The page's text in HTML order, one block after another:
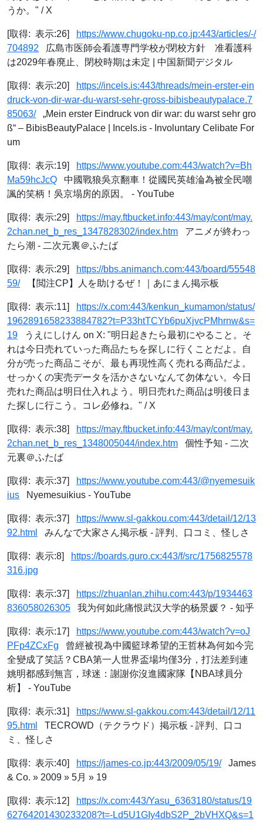
うか。" / X
[取得: 表示:26]
https://www.chugoku-np.co.jp:443/articles/-/
704892 広島市医師会看護専門学校が閉校方針 准看護科
は2029年春廃止、閉校時期は未定 | 中国新聞デジタル
[取得: 表示:20]
https://incels.is:443/threads/mein-erster-ein
druck-von-dir-war-du-warst-sehr-gross-bibisbeautypalace.7
85063/„Mein erster Eindruck von dir war: du warst sehr gro
ß“ – BibisBeautyPalace | Incels.is - Involuntary Celibate For
um
[取得: 表示:19]
https://www.youtube.com:443/watch?v=Bh
Ma59hcJcQ 中國戰狼吳京翻車！從國民英雄淪為被全民嘲
諷的笑柄！吳京塌房的原因。 - YouTube
[取得: 表示:29]
https://may.ftbucket.info:443/may/cont/may.
2chan.net_b_res_1347828302/index.htm アニメが終わっ
たら潮 - 二次元裏＠ふたば
[取得: 表示:29]
https://bbs.animanch.com:443/board/55548
59/【閲注CP】人を助けるぜ！｜あにまん掲示板
[取得: 表示:11]
https://x.com:443/kenkun_kumamon/status/
1962891658233884782?t=P33htTCYb6puXjvcPMhrnw&s=
19 うえにしけん on X: "明日起きたら最初にやること。そ
れは今日売れていった商品たちを探しに行くことだよ。自
分が売った商品こそが、最も再現性高く売れる商品だよ。
せっかくの実売データを活かさないなんて勿体ない。今日
売れた商品は明日仕入れよう。明日売れた商品は明後日ま
た探しに行こう。コレ必修ね。" / X
[取得: 表示:38]
https://may.ftbucket.info:443/may/cont/may.
2chan.net_b_res_1348005044/index.htm 個性予知 - 二次
元裏＠ふたば
[取得: 表示:37]
https://www.youtube.com:443/@nyemesuik
ius Nyemesuikius - YouTube
[取得: 表示:37]
https://www.sl-gakkou.com:443/detail/12/13
92.html
みんなで大家さん掲示板 - 評判、口コミ、怪しさ
[取得: 表示:8]
https://boards.guro.cx:443/f/src/1756825578
316.jpg
[取得: 表示:37]
https://zhuanlan.zhihu.com:443/p/1934463
836058026305 我为何如此痛恨武汉大学的杨景媛？ - 知乎
[取得: 表示:17]
https://www.youtube.com:443/watch?v=oJ
PFp4ZCxFg 曾經被視為中國籃球希望的王哲林為何如今完
全變成了笑話？CBA第一人世界盃場均僅3分，打法差到連
姚明都感到無言，球迷：謝謝你沒進國家隊【NBA球員分
析】 - YouTube
[取得: 表示:31]
https://www.sl-gakkou.com:443/detail/12/11
95.html
TECROWD（テクラウド）掲示板 - 評判、口コ
ミ、怪しさ
[取得: 表示:40] https://james-co.jp:443/2009/05/19/James
& Co. » 2009 » 5月 » 19
[取得: 表示:12]
https://x.com:443/Yasu_6363180/status/19
62764201430233208?t=-Ld5U1GIy4dbS2P_2bVHXQ&s=1